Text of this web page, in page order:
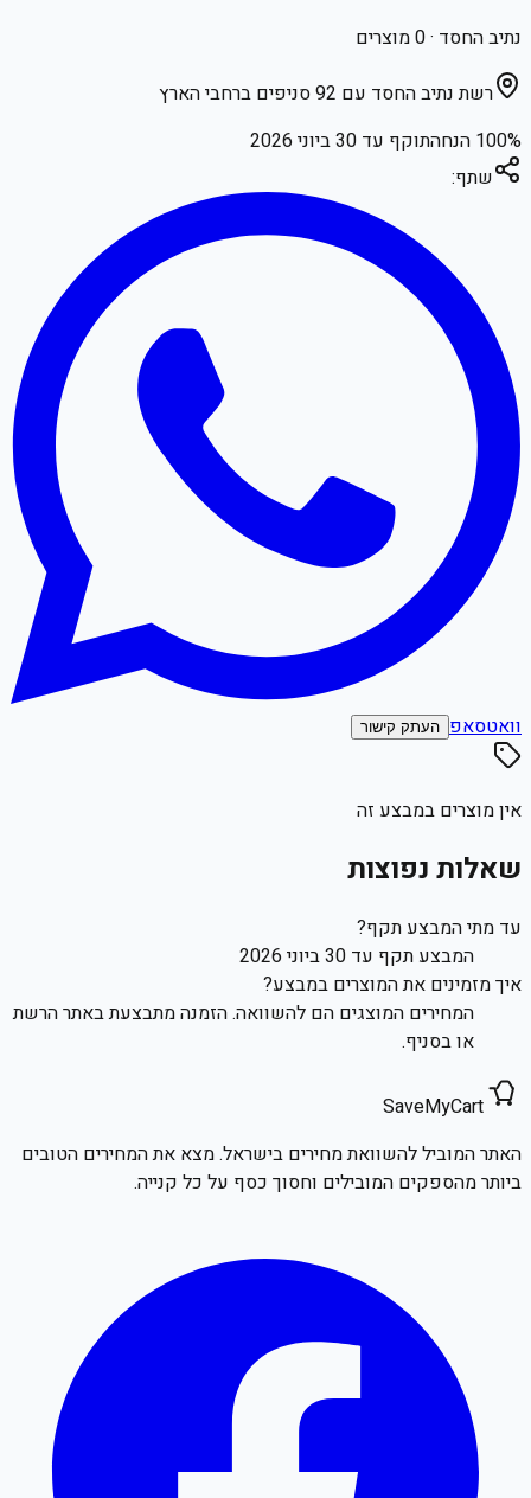
נתיב החסד ·
0מוצרים
רשת נתיב החסד עם 92 סניפים ברחבי הארץ
100% הנחה תוקף עד 30 ביוני 2026
שתף:
וואטסאפ העתק קישור
אין מוצרים במבצע זה
שאלות נפוצות
עד מתי המבצע תקף?
המבצע תקף עד 30 ביוני 2026
איך מזמינים את המוצרים במבצע?
המחירים המוצגים הם להשוואה. הזמנה מתבצעת באתר הרשת
או בסניף.
SaveMyCart
האתר המוביל להשוואת מחירים בישראל. מצא את המחירים הטובים
ביותר מהספקים המובילים וחסוך כסף על כל קנייה.